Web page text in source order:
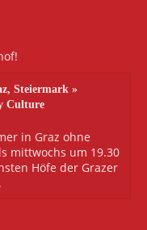
Steiermark »
Culture
in Graz ohne
mittwochs um 19.30
Höfe der Grazer